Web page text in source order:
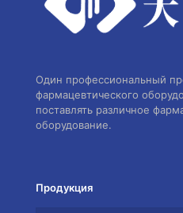
Один профессиональный
фармацевтического
поставлять различное
оборудование.
Продукция